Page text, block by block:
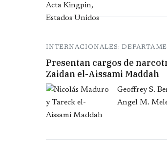
INTERNACIONALES:
Presentan cargos de
Zaidan el-Aissami Maddah
Geoffrey S.
Angel M.